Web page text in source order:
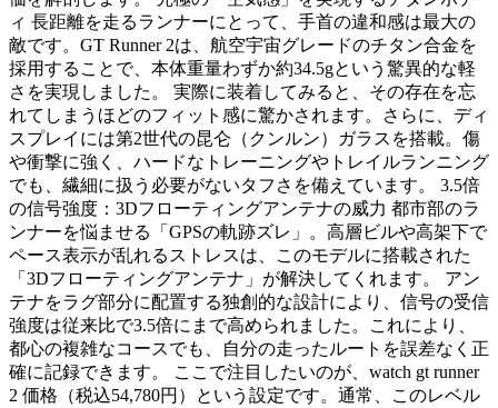
ィ 長距離を走るランナーにとって、手首の違和感は最大の
敵です。GT Runner 2は、航空宇宙グレードのチタン合金を
採用することで、本体重量わずか約34.5gという驚異的な軽
さを実現しました。 実際に装着してみると、その存在を忘
れてしまうほどのフィット感に驚かされます。さらに、ディ
スプレイには第2世代の昆仑（クンルン）ガラスを搭載。傷
や衝撃に強く、ハードなトレーニングやトレイルランニング
でも、繊細に扱う必要がないタフさを備えています。 3.5倍
の信号強度：3Dフローティングアンテナの威力 都市部のラ
ンナーを悩ませる「GPSの軌跡ズレ」。高層ビルや高架下で
ペース表示が乱れるストレスは、このモデルに搭載された
「3Dフローティングアンテナ」が解決してくれます。 アン
テナをラグ部分に配置する独創的な設計により、信号の受信
強度は従来比で3.5倍にまで高められました。これにより、
都心の複雑なコースでも、自分の走ったルートを誤差なく正
確に記録できます。 ここで注目したいのが、watch gt runner
2 価格（税込54,780円）という設定です。通常、このレベル